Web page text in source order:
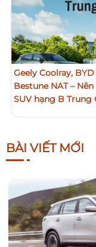
Geely Coolray,
Bestune NAT –
SUV hạng B Trung
BÀI VIẾT MỚI